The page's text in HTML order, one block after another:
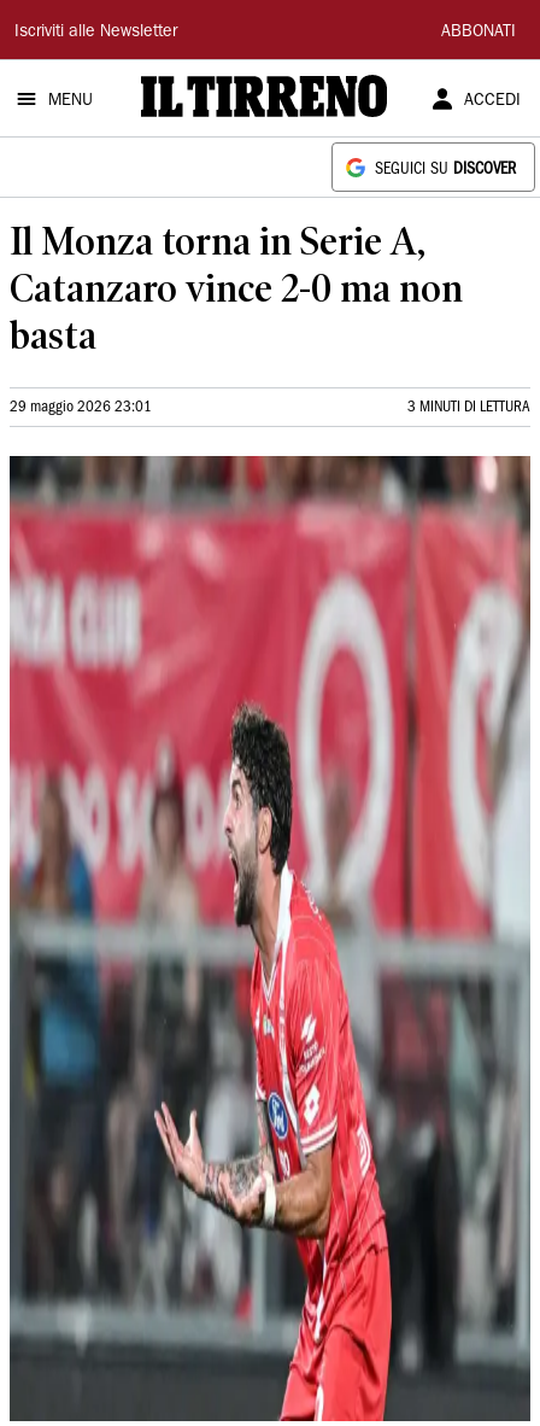
Il
Tirreno
Iscriviti alle Newsletter ABBONATI
MENU ACCEDI
SEGUICI SU DISCOVER
Il Monza torna in Serie A,
Catanzaro vince 2-0 ma non
basta
29 maggio 2026 23:01 3 MINUTI DI LETTURA